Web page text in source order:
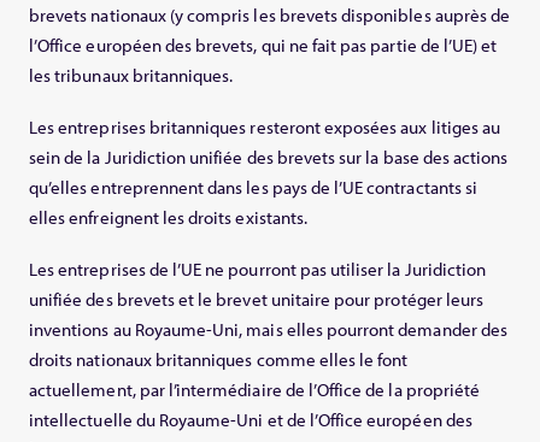
brevets nationaux (y compris les brevets disponibles auprès de
l’Office européen des brevets, qui ne fait pas partie de l’UE) et
les tribunaux britanniques.
Les entreprises britanniques resteront exposées aux litiges au
sein de la Juridiction unifiée des brevets sur la base des actions
qu’elles entreprennent dans les pays de l’UE contractants si
elles enfreignent les droits existants.
Les entreprises de l’UE ne pourront pas utiliser la Juridiction
unifiée des brevets et le brevet unitaire pour protéger leurs
inventions au Royaume-Uni, mais elles pourront demander des
droits nationaux britanniques comme elles le font
actuellement, par l’intermédiaire de l’Office de la propriété
intellectuelle du Royaume-Uni et de l’Office européen des